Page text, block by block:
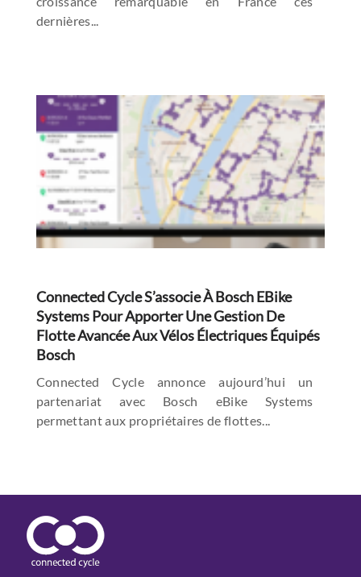
dernières...
Connected Cycle S’associe À Bosch EBike
Systems Pour Apporter Une Gestion De
Flotte Avancée Aux Vélos Électriques Équipés
Bosch
Connected Cycle annonce aujourd’hui un
partenariat avec Bosch eBike Systems
permettant aux propriétaires de flottes...